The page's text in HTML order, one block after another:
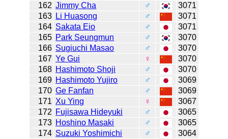
162 Jimmy Cha ♂
3071
163 Li Huasong ♂
3071
164 Sakata Eio ♂
3071
165 Park Seungmun ♂
3070
166 Sugiuchi Masao ♂
3070
167 Ye Gui ♀
3070
168 Hashimoto Shoji ♂
3070
169 Hashimoto Yujiro ♂
3069
170 Ge Fanfan ♂
3069
171 Xu Ying ♀
3067
172 Fujisawa Hideyuki ♂
3065
173 Hoshino Masaki ♂
3065
174 Suzuki Yoshimichi ♂
3064